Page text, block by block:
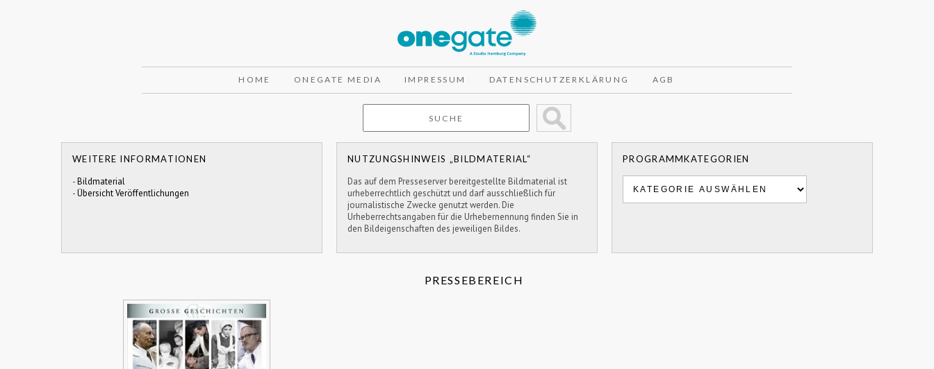
HOME ONEGATE MEDIA IMPRESSUM DATENSCHUTZERKLÄRUNG AGB
WEITERE INFORMATIONEN
-Bildmaterial
-Übersicht Veröffentlichungen
NUTZUNGSHINWEIS „BILDMATERIAL“
Das auf dem Presseserver bereitgestellte Bildmaterial ist
urheberrechtlich geschützt und darf ausschließlich für
journalistische Zwecke genutzt werden. Die
Urheberrechtsangaben für die Urhebernennung finden Sie in
den Bildeigenschaften des jeweiligen Bildes.
PROGRAMMKATEGORIEN
PRESSEBEREICH